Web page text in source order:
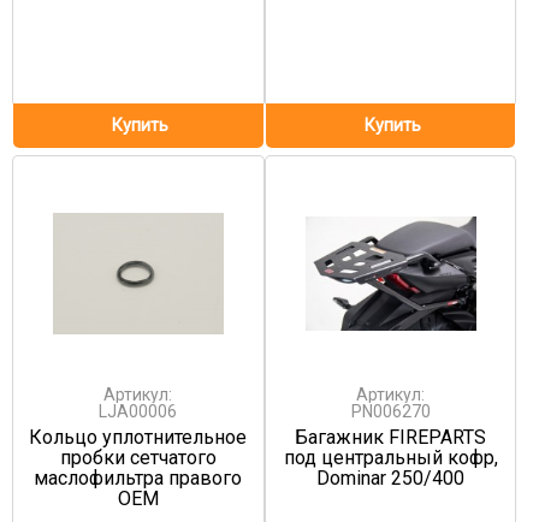
Артикул:
LJA00006
Кольцо уплотнительное
пробки сетчатого
маслофильтра правого
OEM
Артикул:
PN006270
Багажник FIREPARTS
под центральный кофр,
Dominar 250/400